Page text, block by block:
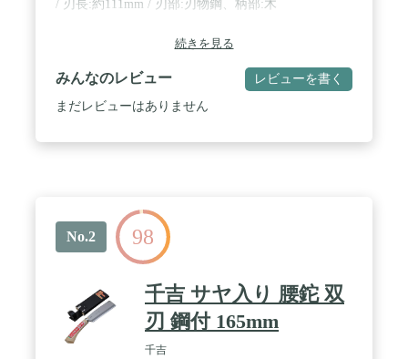
/ 刃長:約111mm / 刃部:刃物鋼、柄部:木
続きを見る
みんなのレビュー レビューを書く
まだレビューはありません
No.2 98
千吉 サヤ入り 腰鉈 双
刃 鋼付 165mm
千吉